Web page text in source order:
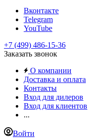
Вконтакте
Telegram
YouTube
+7 (499) 486-15-36
Заказать звонок
О компании
Доставка и оплата
Контакты
Вход для дилеров
Вход для клиентов
...
Войти